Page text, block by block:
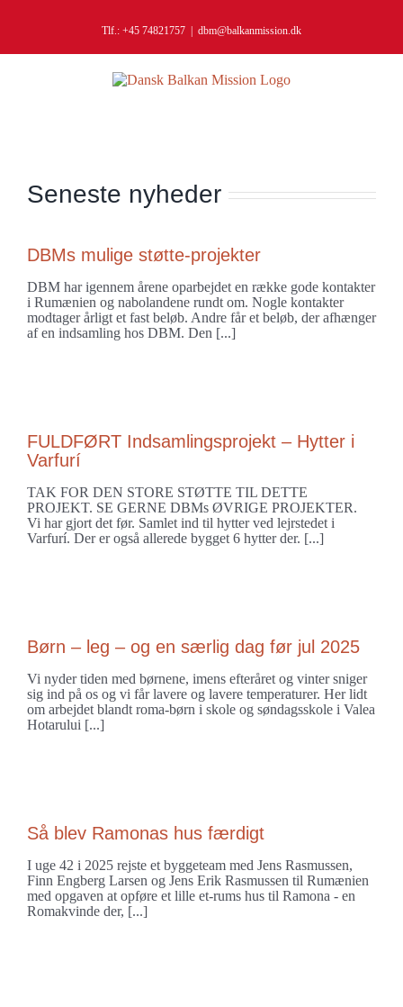
Tlf.: +45 74821757 dbm@balkanmission.dk
Seneste nyheder
DBMs mulige støtte-projekter
DBM har igennem årene oparbejdet en række gode kontakter
i Rumænien og nabolandene rundt om. Nogle kontakter
modtager årligt et fast beløb. Andre får et beløb, der afhænger
af en indsamling hos DBM. Den [...]
FULDFØRT Indsamlingsprojekt – Hytter i
Varfurí
TAK FOR DEN STORE STØTTE TIL DETTE
PROJEKT. SE GERNE DBMs ØVRIGE PROJEKTER.
Vi har gjort det før. Samlet ind til hytter ved lejrstedet i
Varfurí. Der er også allerede bygget 6 hytter der. [...]
Børn – leg – og en særlig dag før jul 2025
Vi nyder tiden med børnene, imens efteråret og vinter sniger
sig ind på os og vi får lavere og lavere temperaturer. Her lidt
om arbejdet blandt roma-børn i skole og søndagsskole i Valea
Hotarului [...]
Så blev Ramonas hus færdigt
I uge 42 i 2025 rejste et byggeteam med Jens Rasmussen,
Finn Engberg Larsen og Jens Erik Rasmussen til Rumænien
med opgaven at opføre et lille et-rums hus til Ramona - en
Romakvinde der, [...]